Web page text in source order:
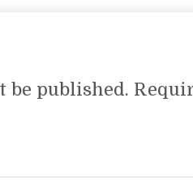
be published.